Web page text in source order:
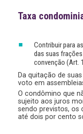
Taxa
Contribuir para
das suas
convenção (Art.
Da quitação de
voto em
O condômino que
sujeito aos juros
sendo previstos, os
até dois por cento